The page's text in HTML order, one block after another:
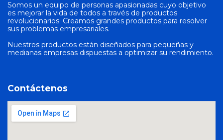
Somos un equipo de personas apasionadas cuyo objetivo
es mejorar la vida de todos a través de productos
revolucionarios. Creamos grandes productos para resolver
sus problemas empresariales.
Nuestros productos están diseñados para pequeñas y
medianas empresas dispuestas a optimizar su rendimiento.
Contáctenos